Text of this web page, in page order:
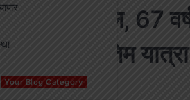
Your Blog Category
बाबूलाल पाल, 67
12 बजे अंतिम यात्रा